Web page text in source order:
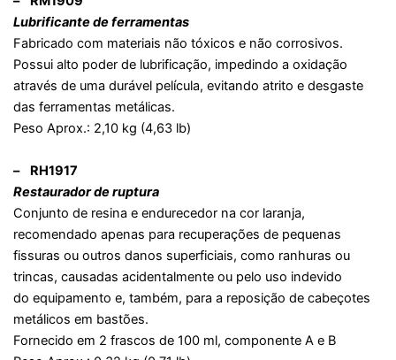
Lubrificante de ferramentas
Fabricado com materiais não tóxicos e não corrosivos.
Possui alto poder de lubrificação, impedindo a oxidação
através de uma durável película, evitando atrito e desgaste
das ferramentas metálicas.
Peso Aprox.: 2,10 kg (4,63 lb)
– RH1917
Restaurador de ruptura
Conjunto de resina e endurecedor na cor laranja,
recomendado apenas para recuperações de pequenas
fissuras ou outros danos superficiais, como ranhuras ou
trincas, causadas acidentalmente ou pelo uso indevido
do equipamento e, também, para a reposição de cabeçotes
metálicos em bastões.
Fornecido em 2 frascos de 100 ml, componente A e B